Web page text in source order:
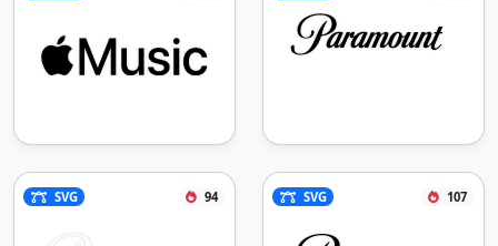
SVG 94 SVG 107